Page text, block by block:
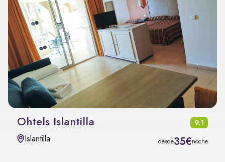
Ohtels Islantilla 9.1
Islantilla desde35€noche